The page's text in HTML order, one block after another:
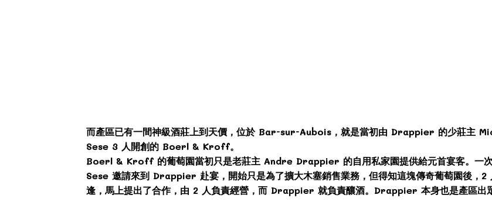
而產區已有一間神級酒莊上到天價，位於 Bar-sur-Aubois，就是當初由 Drappier 的少莊
Sese 3 人開創的 Boerl & Kroff。
Boerl & Kroff 的葡萄園當初只是老莊主 Andre Drappier 的自用私家園提供給元首宴客。
Sese 邀請來到 Drappier 赴宴，開始只是為了擴大木塞銷售業務，但得知這塊傳奇葡萄園後，2
逢，馬上提出了合作，由 2 人負責經營，而 Drappier 就負責釀酒。Drappier 本身也是產區出